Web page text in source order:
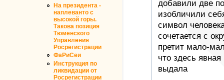
На президента -
наплеванто с
высокой горы.
Такова позиция
Тюменского
Управления
Росрегистрации
ФаРиСеи
Инструкция по
ликвидации от
Росрегистрации
добавили две
изобличили
символ
сочетается с
претит мало-
что здесь явная
выдала